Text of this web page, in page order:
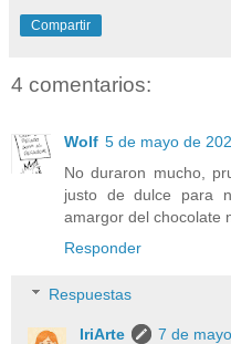
Compartir
4 comentarios:
Wolf 5 de mayo de
No duraron mucho,
justo de dulce para
amargor del chocolate
Responder
Respuestas
IriArte
7 de